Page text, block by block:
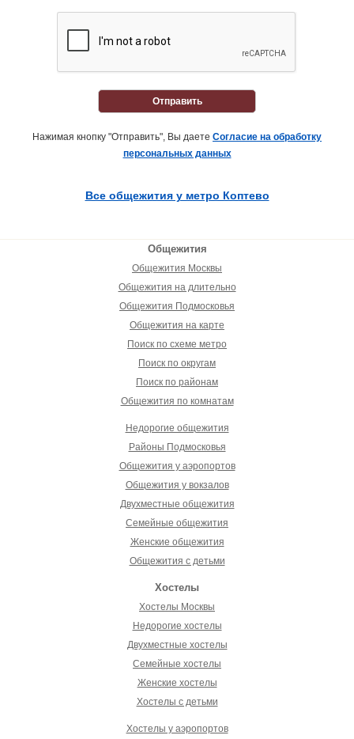
Отправить
Нажимая кнопку "Отправить", Вы даете Согласие на обработку
персональных данных
Все общежития у метро Коптево
Общежития
Общежития Москвы
Общежития на длительно
Общежития Подмосковья
Общежития на карте
Поиск по схеме метро
Поиск по округам
Поиск по районам
Общежития по комнатам
Недорогие общежития
Районы Подмосковья
Общежития у аэропортов
Общежития у вокзалов
Двухместные общежития
Семейные общежития
Женские общежития
Общежития с детьми
Хостелы
Хостелы Москвы
Недорогие хостелы
Двухместные хостелы
Семейные хостелы
Женские хостелы
Хостелы с детьми
Хостелы у аэропортов